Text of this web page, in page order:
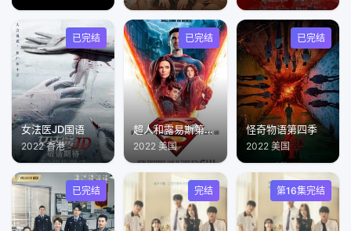
已完结
女法医JD国语
2022 香港
已完结
超人和露易斯第二季
2022 美国
已完结
怪奇物语第四季
2022 美国
已完结 完结 第16集完结